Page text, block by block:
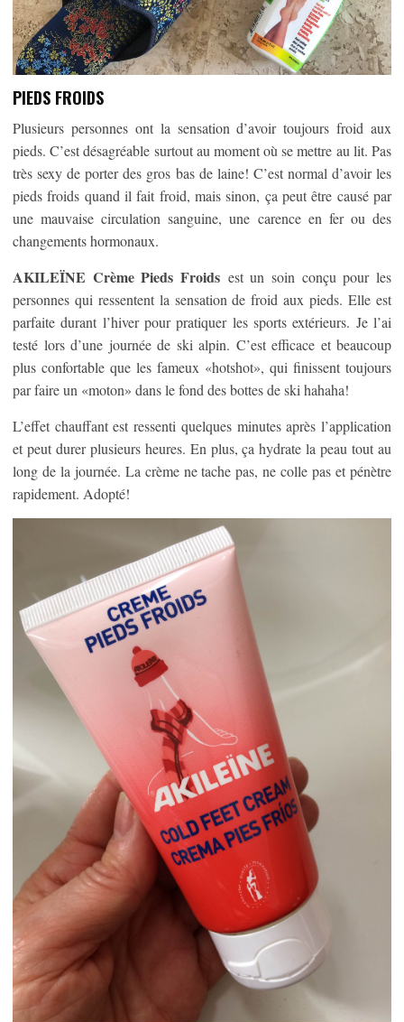
PIEDS FROIDS
Plusieurs personnes ont la sensation d’avoir toujours froid aux
pieds. C’est désagréable surtout au moment où se mettre au lit. Pas
très sexy de porter des gros bas de laine! C’est normal d’avoir les
pieds froids quand il fait froid, mais sinon, ça peut être causé par
une mauvaise circulation sanguine, une carence en fer ou des
changements hormonaux.
AKILEÏNE Crème Pieds Froids est un soin conçu pour les
personnes qui ressentent la sensation de froid aux pieds. Elle est
parfaite durant l’hiver pour pratiquer les sports extérieurs. Je l’ai
testé lors d’une journée de ski alpin. C’est efficace et beaucoup
plus confortable que les fameux «hotshot», qui finissent toujours
par faire un «moton» dans le fond des bottes de ski hahaha!
L’effet chauffant est ressenti quelques minutes après l’application
et peut durer plusieurs heures. En plus, ça hydrate la peau tout au
long de la journée. La crème ne tache pas, ne colle pas et pénètre
rapidement. Adopté!